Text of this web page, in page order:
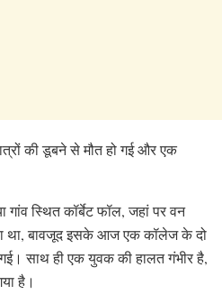
की डूबने से मौत हो गई और एक
स्थित कॉर्बेट फॉल, जहां पर वन
गया था, बावजूद इसके आज एक कॉलेज के दो
गई। साथ ही एक युवक की हालत गंभीर है,
है।